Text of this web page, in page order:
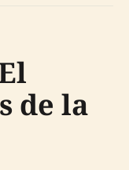
de la